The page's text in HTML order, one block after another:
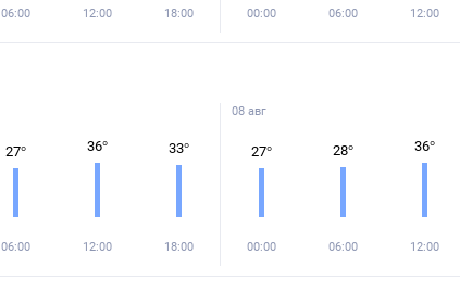
06:00 12:00 18:00 00:00 06:00 12:00
27°
06:00
36°
12:00
33°
18:00
08 авг
27°
00:00
28°
06:00
36°
12:00